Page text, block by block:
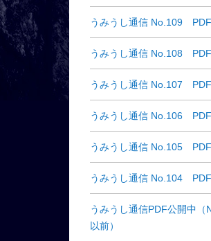
うみうし通信 No.109 PDF
うみうし通信 No.108 PDF
うみうし通信 No.107 PDF
うみうし通信 No.106 PDF
うみうし通信 No.105 PDF
うみうし通信 No.104 PDF
うみうし通信PDF公開中（
以前）